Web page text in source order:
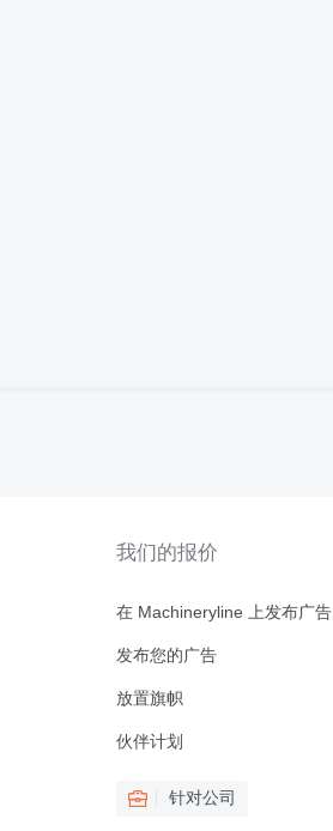
我们的报价
在 Machineryline 上发布广告
发布您的广告
放置旗帜
伙伴计划
针对公司